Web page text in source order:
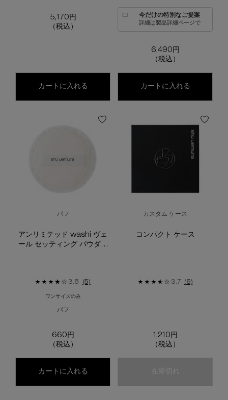
5,170円
（税込）
カートに入れる アンリミテッド washi ヴェール セッティ
今だけの特別なご提案
詳細は製品詳細ページで
6,490円
（税込）
カートに入れる
パフ
アンリミテッド washi ヴェ
ール セッティング パウダー
3.8 (5)
ワンサイズのみ
パフ
660円
（税込）
カートに入れる アンリミテッド washi ヴェール セッティ
カスタム ケース
コンパクト ケース
3.7 (6)
1,210円
（税込）
在庫切れ